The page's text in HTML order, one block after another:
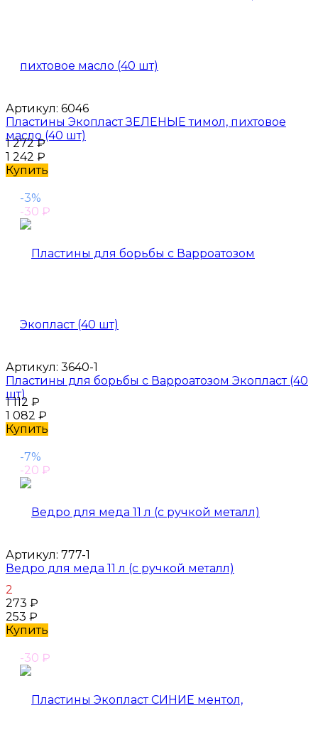
Артикул: 6046
Пластины Экопласт ЗЕЛЕНЫЕ тимол, пихтовое
масло (40 шт)
1 272₽
1 242 ₽
Купить
-3%
-30 ₽
Артикул: 3640-1
Пластины для борьбы с Варроатозом Экопласт (40
шт)
1 112 ₽
1 082 ₽
Купить
-7%
-20 ₽
Артикул: 777-1
Ведро для меда 11 л (с ручкой металл)
2
273 ₽
253 ₽
Купить
-30 ₽